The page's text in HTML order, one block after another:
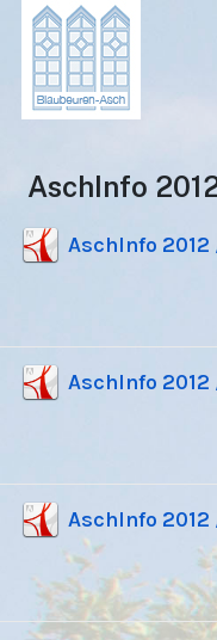
AschInfo
AschInfo 2012
AschInfo 2012
AschInfo 2012